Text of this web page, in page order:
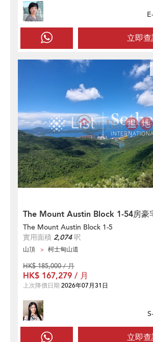
立即
The Mount Austin Block 1-54房豪
The Mount Austin Block 1-5
實用面積 2,074呎
山頂 柯士甸山道
立即
HK$ 185,000 / 月
HK$ 167,279 / 月
上次降價日期 2026年07月31日